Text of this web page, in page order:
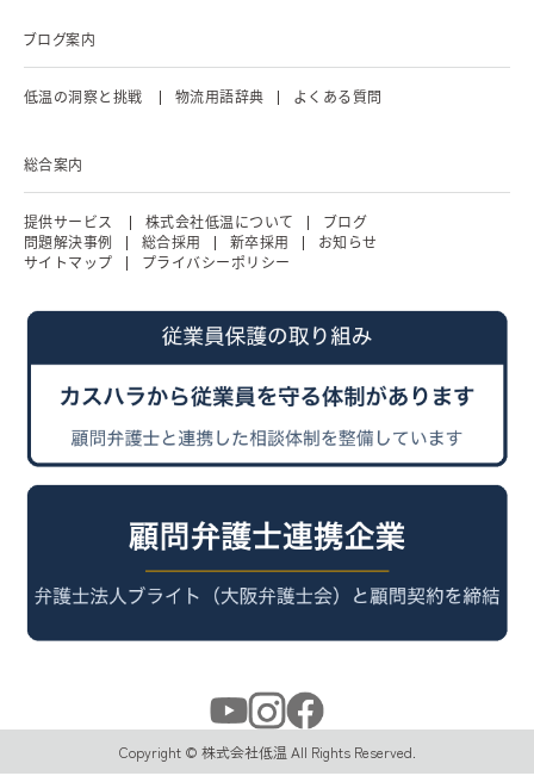
ブログ案内
低温の洞察と挑戦 物流用語辞典 よくある質問
総合案内
提供サービス 株式会社低温について
ブログ
問題解決事例
総合採用 新卒採用
お知らせ
サイトマップ
プライバシーポリシー
Copyright © 株式会社低温 All Rights Reserved.